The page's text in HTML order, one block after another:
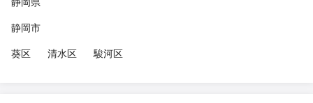
静岡市
葵区
清水区 駿河区